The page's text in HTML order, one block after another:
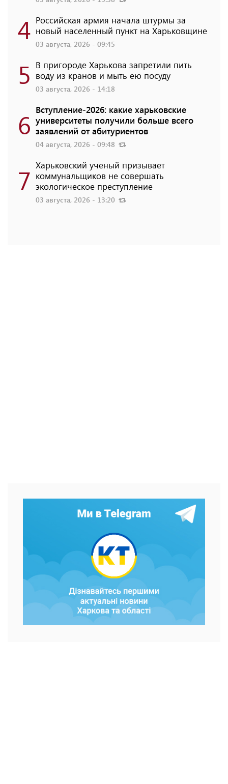
4 Российская армия начала штурмы за
новый населенный пункт на Харьковщине
03 августа, 2026 - 09:45
5 В пригороде Харькова запретили пить
воду из кранов и мыть ею посуду
03 августа, 2026 - 14:18
6 Вступление-2026: какие харьковские
университеты получили больше всего
заявлений от абитуриентов
04 августа, 2026 - 09:48
7 Харьковский ученый призывает
коммунальщиков не совершать
экологическое преступление
03 августа, 2026 - 13:20